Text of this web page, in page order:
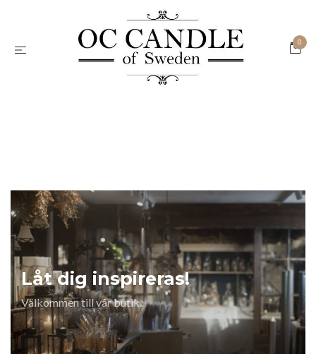
0
Låt dig inspireras!
Välkommen till vår butik.